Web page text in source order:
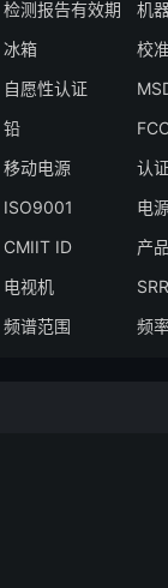
检测报告有效期
机
冰箱
校
自愿性认证
铅
移动电源
认
ISO9001
电
CMIIT ID
产
电视机
频谱范围 频